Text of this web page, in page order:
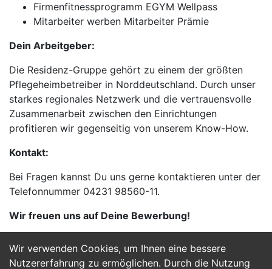
Wir verwenden Cookies, um Ihnen eine bessere
Nutzererfahrung zu ermöglichen. Durch die Nutzung
Firmenfitnessprogramm EGYM Wellpass
Mitarbeiter werben Mitarbeiter Prämie
Dein Arbeitgeber:
Die Residenz-Gruppe gehört zu einem der größten
Pflegeheimbetreiber in Norddeutschland. Durch unser
starkes regionales Netzwerk und die vertrauensvolle
Zusammenarbeit zwischen den Einrichtungen
profitieren wir gegenseitig von unserem Know-How.
Kontakt:
Bei Fragen kannst Du uns gerne kontaktieren unter der
Telefonnummer 04231 98560-11.
Wir freuen uns auf Deine Bewerbung!
Jetzt Bewerben